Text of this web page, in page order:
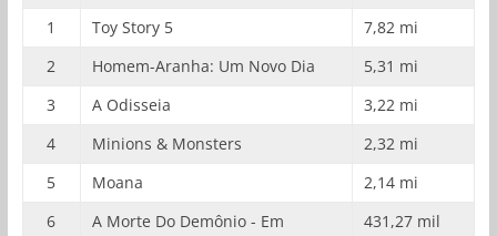
1
Toy Story 5
7,82 mi
2
Homem-Aranha: Um Novo Dia
5,31 mi
3
A Odisseia
3,22 mi
4
Minions & Monsters
2,32 mi
5
Moana
2,14 mi
6
A Morte Do Demônio - Em
431,27 mil